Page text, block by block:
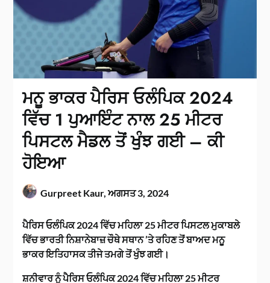
ਮਨੂ ਭਾਕਰ ਪੈਰਿਸ ਓਲੰਪਿਕ 2024
ਵਿੱਚ 1 ਪੁਆਇੰਟ ਨਾਲ 25 ਮੀਟਰ
ਪਿਸਟਲ ਮੈਡਲ ਤੋਂ ਖੁੰਝ ਗਈ – ਕੀ
ਹੋਇਆ
Gurpreet Kaur,ਅਗਸਤ 3, 2024
ਪੈਰਿਸ ਓਲੰਪਿਕ 2024 ਵਿੱਚ ਮਹਿਲਾ 25 ਮੀਟਰ ਪਿਸਟਲ ਮੁਕਾਬਲੇ
ਵਿੱਚ ਭਾਰਤੀ ਨਿਸ਼ਾਨੇਬਾਜ਼ ਚੌਥੇ ਸਥਾਨ ’ਤੇ ਰਹਿਣ ਤੋਂ ਬਾਅਦ ਮਨੂ
ਭਾਕਰ ਇਤਿਹਾਸਕ ਤੀਜੇ ਤਮਗੇ ਤੋਂ ਖੁੰਝ ਗਈ।
ਸ਼ਨੀਵਾਰ ਨੂੰ ਪੈਰਿਸ ਓਲੰਪਿਕ 2024 ਵਿੱਚ ਮਹਿਲਾ 25 ਮੀਟਰ